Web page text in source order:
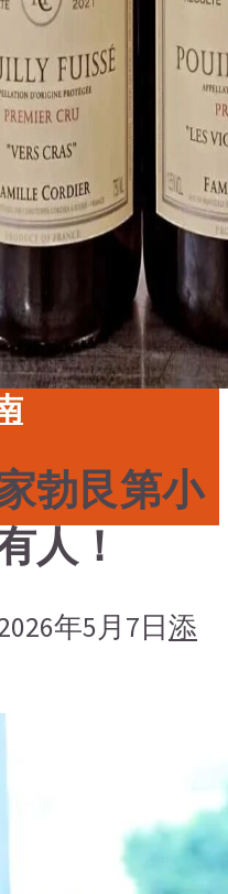
勃艮第小
人！
年5月7日添